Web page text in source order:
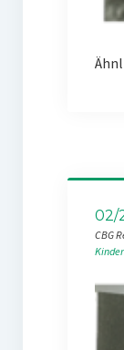
02/
CBG